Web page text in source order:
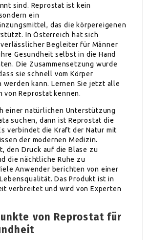
sind. Reprostat ist kein
ein
das die körpereigenen
In Österreich hat sich
Begleiter für Männer
Gesundheit selbst in die Hand
Die Zusammensetzung wurde
sie schnell vom Körper
werden kann. Lernen Sie jetzt alle
von Reprostat kennen.
einer natürlichen Unterstützung
suchen, dann ist Reprostat die
verbindet die Kraft der Natur mit
der modernen Medizin.
den Druck auf die Blase zu
die nächtliche Ruhe zu
Anwender berichten von einer
Das Produkt ist in
verbreitet und wird von Experten
von Reprostat für